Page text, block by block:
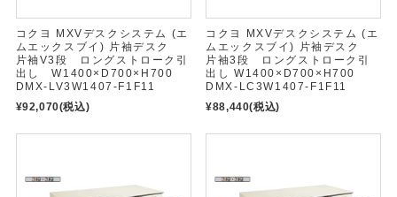
コクヨ MXVデスクシステム (エ
ムエックスブイ) 片袖デスク
片袖V3段 ロングストローク引
出し W1400×D700×H700
DMX-LV3W1407-F1F11
¥92,070(税込)
コクヨ MXVデスクシステム (エ
ムエックスブイ) 片袖デスク
片袖3段 ロングストローク引
出し W1400×D700×H700
DMX-LC3W1407-F1F11
¥88,440(税込)